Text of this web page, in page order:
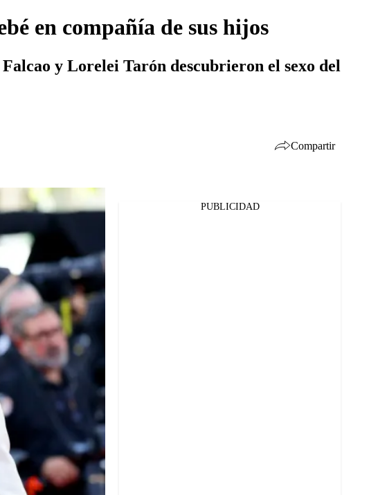
en compañía de sus hijos
y Lorelei Tarón descubrieron el sexo del
Compartir
Facebook
Whatsapp
PUBLICIDAD